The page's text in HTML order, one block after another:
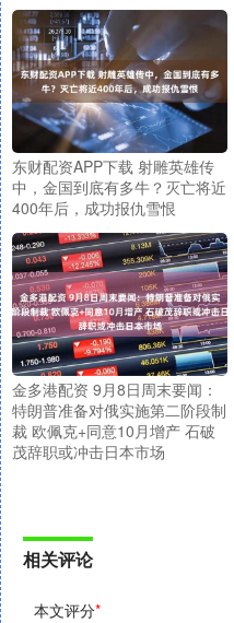
东财配资APP下载 射雕英雄传
中，金国到底有多牛？灭亡将近
400年后，成功报仇雪恨
金多港配资 9月8日周末要闻：
特朗普准备对俄实施第二阶段制
裁 欧佩克+同意10月增产 石破
茂辞职或冲击日本市场
相关评论
本文评分*